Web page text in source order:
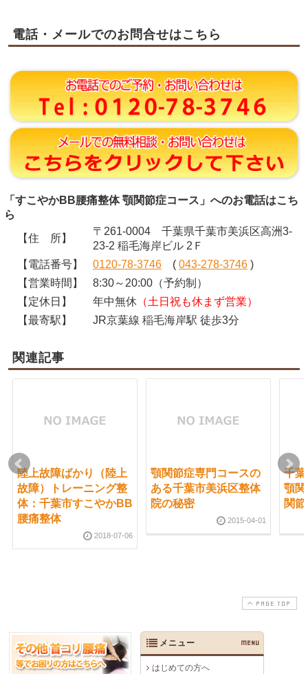
電話・メールでのお問合せはこちら
「すこやかBB腰痛整体 顎関節症コース」へのお電話はこち
ら
【住 所】
〒261-0004 千葉県千葉市美浜区高洲3-
23-2 稲毛海岸ビル 2Ｆ
【電話番号】
0120-78-3746 ( 043-278-3746 )
【営業時間】
8:30～20:00（予約制）
【定休日】
年中無休 （土日祝も休まず営業）
【最寄駅】
JR京葉線 稲毛海岸駅 徒歩3分
関連記事
陸上故障ばかり（陸上
故障）トレーニング整
体：千葉市すこやかBB
腰痛整体
2018-07-06
顎関節症専門コースの
ある千葉市美浜区整体
院の秘密
2015-04-01
千
顎
関
PAGE TOP
メニュー MENU
はじめての方へ